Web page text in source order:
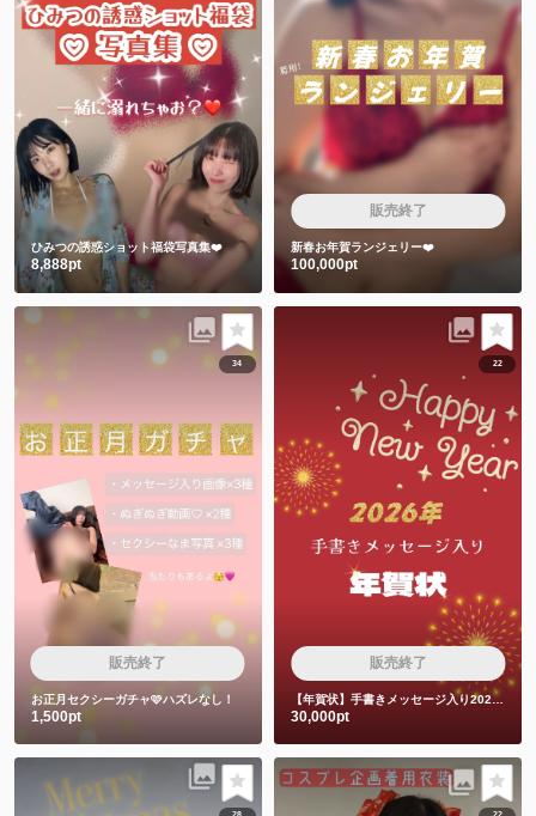
ひみつの誘惑ショット福袋写真集❤️
8,888pt
販売終了
新春お年賀ランジェリー❤️
100,000pt
34
販売終了
お正月セクシーガチャ🩷ハズレなし！
1,500pt
22
販売終了
【年賀状】手書きメッセージ入り2026年年賀状
30,000pt